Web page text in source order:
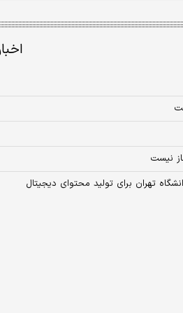
نیست
تهران برای تولید محتوای دیجیتال